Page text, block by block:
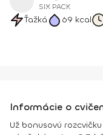
SIX PACK
Ťažká 69 kcal
Informácie o
Už bonusovú